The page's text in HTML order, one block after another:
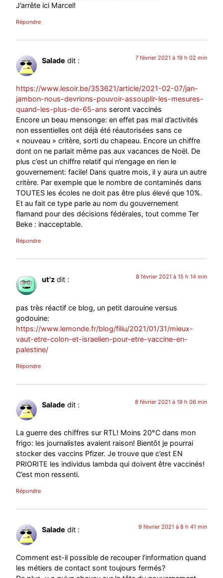
J’arrête ici Marcel!
Répondre
Salade dit : 7 février 2021 à 19 h 02 min
https://www.lesoir.be/353621/article/2021-02-07/jan-
jambon-nous-devrions-pouvoir-assouplir-les-mesures-
quand-les-plus-de-65-ans seront vaccinés
Encore un beau mensonge: en effet pas mal d’activités
non essentielles ont déjà été réautorisées sans ce
« nouveau » critère, sorti du chapeau. Encore un chiffre
dont on ne parlait même pas aux vacances de Noël. De
plus c’est un chiffre relatif qui n’engage en rien le
gouvernement: facile! Dans quatre mois, il y aura un autre
critère. Par exemple que le nombre de contaminés dans
TOUTES les écoles ne doit pas être plus élevé que 10%.
Et au fait ce type parle au nom du gouvernement
flamand pour des décisions fédérales, tout comme Ter
Beke : inacceptable.
Répondre
ut'z dit : 8 février 2021 à 15 h 14 min
pas très réactif ce blog, un petit darouine versus
godouine:
https://www.lemonde.fr/blog/filiu/2021/01/31/mieux-
vaut-etre-colon-et-israelien-pour-etre-vaccine-en-
palestine/
Répondre
Salade dit : 8 février 2021 à 19 h 06 min
La guerre des chiffres sur RTL! Moins 20°C dans mon
frigo: les journalistes avaient raison! Bientôt je pourrai
stocker des vaccins Pfizer. Je trouve que c’est EN
PRIORITE les individus lambda qui doivent être vaccinés!
C’est mon ressenti.
Répondre
Salade dit : 9 février 2021 à 8 h 41 min
Comment est-il possible de recouper l’information quand
les métiers de contact sont toujours fermés?